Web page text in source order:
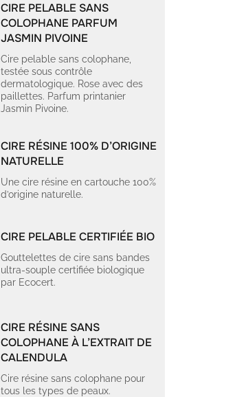
CIRE PELABLE SANS
COLOPHANE PARFUM
JASMIN PIVOINE
Cire pelable sans colophane,
testée sous contrôle
dermatologique. Rose avec des
paillettes. Parfum printanier
Jasmin Pivoine.
CIRE RÉSINE 100% D’ORIGINE
NATURELLE
Une cire résine en cartouche 100%
d’origine naturelle.
CIRE PELABLE CERTIFIÉE BIO
Gouttelettes de cire sans bandes
ultra-souple certifiée biologique
par Ecocert.
CIRE RÉSINE SANS
COLOPHANE À L’EXTRAIT DE
CALENDULA
Cire résine sans colophane pour
tous les types de peaux.